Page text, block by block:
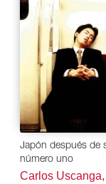
Japón después de
número uno
Carlos